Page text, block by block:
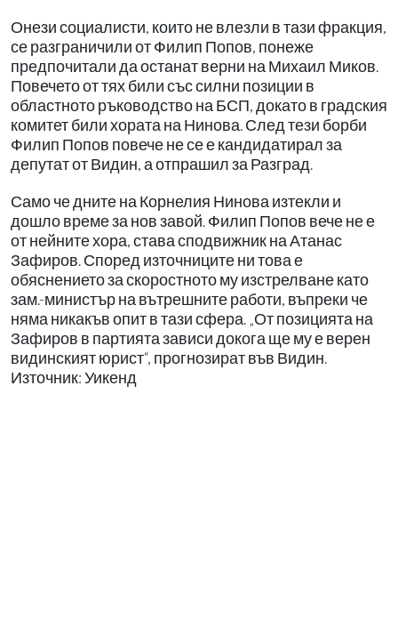
Онези социалисти, които не влезли в тази фракция,
се разграничили от Филип Попов, понеже
предпочитали да останат верни на Михаил Миков.
Повечето от тях били със силни позиции в
областното ръководство на БСП, докато в градския
комитет били хората на Нинова. След тези борби
Филип Попов повече не се е кандидатирал за
депутат от Видин, а отпрашил за Разград.
Само че дните на Корнелия Нинова изтекли и
дошло време за нов завой. Филип Попов вече не е
от нейните хора, става сподвижник на Атанас
Зафиров. Според източниците ни това е
обяснението за скоростното му изстрелване като
зам.-министър на вътрешните работи, въпреки че
няма никакъв опит в тази сфера. „От позицията на
Зафиров в партията зависи докога ще му е верен
видинският юрист“, прогнозират във Видин.
Източник: Уикенд